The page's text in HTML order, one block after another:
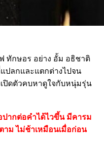
ทักษอร อย่าง อั้ม อธิชาติ
ปลกและแตกต่างไปจน
ปิดตัวคบหาดูใจกับหนุ่มรุ่น
ปากต่อคำได้ไวขึ้น มีคารม
าม ไม่ช้าเหมือนเมื่อก่อน